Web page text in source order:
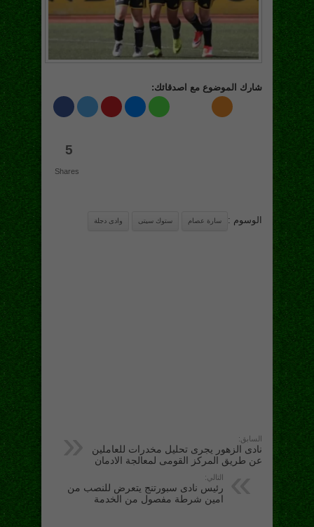
شارك الموضوع مع اصدقائك:
5
Shares
الوسوم : سارة عصام ستوك سيتى وادى دجلة
السابق:
نادى الزهور يجرى تحليل مخدرات للعاملين
عن طريق المركز القومى لمعالجة الادمان
التالي:
رئيس نادى سبورتنج يتعرض للنصب من
امين شرطة مفصول من الخدمة